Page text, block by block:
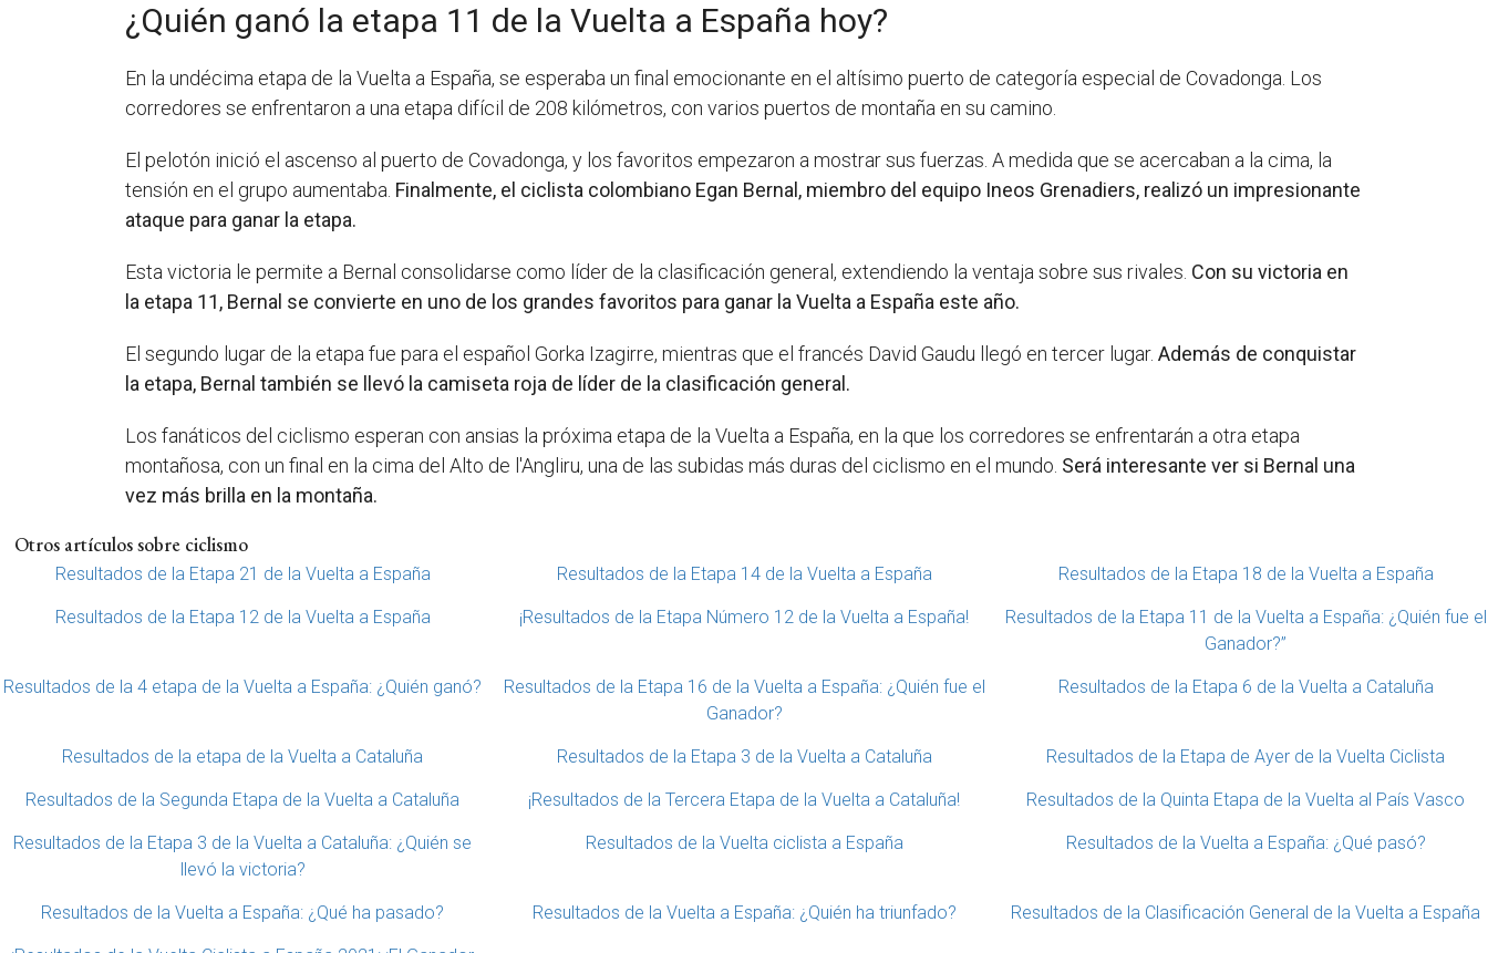
¿Quién ganó la etapa 11 de la Vuelta a España hoy?
En la undécima etapa de la Vuelta a España, se esperaba un final emocionante en el altísimo puerto de categoría especial de Covadonga. Los
corredores se enfrentaron a una etapa difícil de 208 kilómetros, con varios puertos de montaña en su camino.
El pelotón inició el ascenso al puerto de Covadonga, y los favoritos empezaron a mostrar sus fuerzas. A medida que se acercaban a la cima, la
tensión en el grupo aumentaba. Finalmente, el ciclista colombiano Egan Bernal, miembro del equipo Ineos Grenadiers, realizó un impresionante
ataque para ganar la etapa.
Esta victoria le permite a Bernal consolidarse como líder de la clasificación general, extendiendo la ventaja sobre sus rivales. Con su victoria en
la etapa 11, Bernal se convierte en uno de los grandes favoritos para ganar la Vuelta a España este año.
El segundo lugar de la etapa fue para el español Gorka Izagirre, mientras que el francés David Gaudu llegó en tercer lugar.Además de conquistar
la etapa, Bernal también se llevó la camiseta roja de líder de la clasificación general.
Los fanáticos del ciclismo esperan con ansias la próxima etapa de la Vuelta a España, en la que los corredores se enfrentarán a otra etapa
montañosa, con un final en la cima del Alto de l'Angliru, una de las subidas más duras del ciclismo en el mundo. Será interesante ver si Bernal una
vez más brilla en la montaña.
Otros artículos sobre ciclismo
Resultados de la Etapa 21 de la Vuelta a España Resultados de la Etapa 14 de la Vuelta a España Resultados de la Etapa 18 de la Vuelta a España
Resultados de la Etapa 12 de la Vuelta a España ¡Resultados de la Etapa Número 12 de la Vuelta a España!
Resultados de la Etapa 11 de la Vuelta a España: ¿Quién fue el
Ganador?”
Resultados de la 4 etapa de la Vuelta a España: ¿Quién ganó?
Resultados de la Etapa 16 de la Vuelta a España: ¿Quién fue el
Ganador?
Resultados de la Etapa 6 de la Vuelta a Cataluña
Resultados de la etapa de la Vuelta a Cataluña Resultados de la Etapa 3 de la Vuelta a Cataluña Resultados de la Etapa de Ayer de la Vuelta Ciclista
Resultados de la Segunda Etapa de la Vuelta a Cataluña ¡Resultados de la Tercera Etapa de la Vuelta a Cataluña! Resultados de la Quinta Etapa de la Vuelta al País Vasco
Resultados de la Etapa 3 de la Vuelta a Cataluña: ¿Quién se
llevó la victoria?
Resultados de la Vuelta ciclista a España Resultados de la Vuelta a España: ¿Qué pasó?
Resultados de la Vuelta a España: ¿Qué ha pasado? Resultados de la Vuelta a España: ¿Quién ha triunfado? Resultados de la Clasificación General de la Vuelta a España